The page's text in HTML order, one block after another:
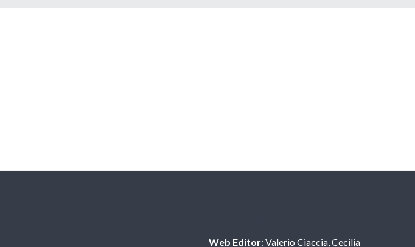
Web Editor: Valerio Ciaccia, Cecilia